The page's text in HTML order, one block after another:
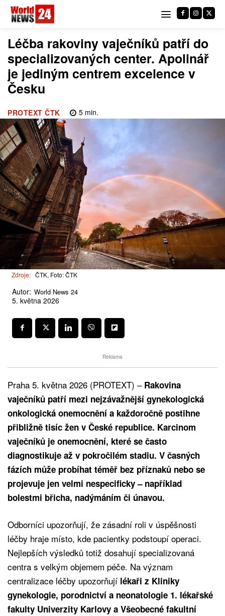
Léčba rakoviny vaječníků patří do
specializovaných center. Apolinář
je jediným centrem excelence v
Česku
PROTEXT ČTK 5min.
Zdroje: ČTK, Foto: ČTK
Autor: World News 24
5. května 2026
Reklama
Praha 5. května 2026 (PROTEXT) – Rakovina
vaječníků patří mezi nejzávažnější gynekologická
onkologická onemocnění a každoročně postihne
přibližně tisíc žen v České republice. Karcinom
vaječníků je onemocnění, které se často
diagnostikuje až v pokročilém stadiu. V časných
fázích může probíhat téměř bez příznaků nebo se
projevuje jen velmi nespecificky – například
bolestmi břicha, nadýmáním či únavou.
Odborníci upozorňují, že zásadní roli v úspěšnosti
léčby hraje místo, kde pacientky podstoupí operaci.
Nejlepších výsledků totiž dosahují specializovaná
centra s velkým objemem péče. Na význam
centralizace léčby upozorňují lékaři z Kliniky
gynekologie, porodnictví a neonatologie 1. lékařské
fakulty Univerzity Karlovy a Všeobecné fakultní